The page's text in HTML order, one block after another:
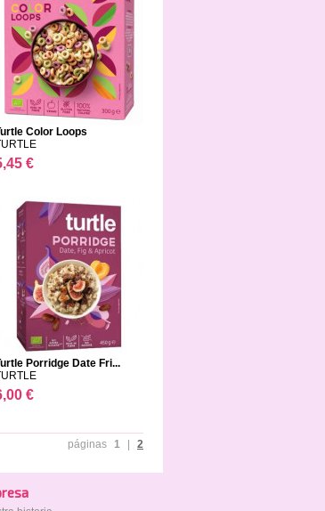
Color Loops
€
Porridge Date Fri...
€
2
1
páginas